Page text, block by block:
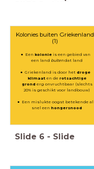
Kolonies buiten Griekenland
(1)
Een kolonieis een gebied van
een land buitendat land
Griekenland is door hetdroge
klimaat en de rotsachtige
grond erg onvruchtbaar (slechts
20% is geschikt voor landbouw)
Een mislukte oogst betekende al
snel eenhongersnood
Slide 6 - Slide